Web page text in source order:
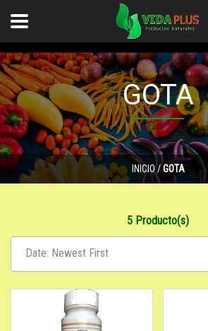
INICIO/ GOTA
GOTA
5 Producto(s)
Date: Newest First